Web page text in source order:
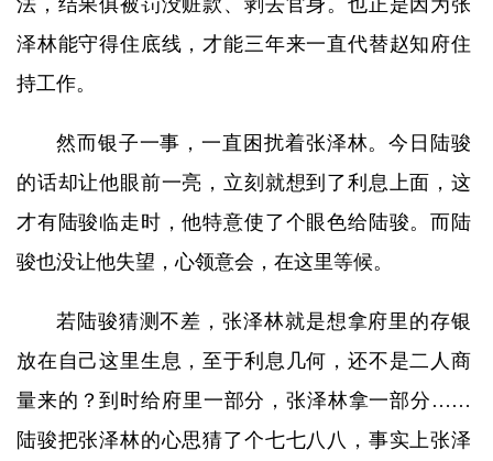
法，结果俱被罚没赃款、剥去官身。也正是因为张
泽林能守得住底线，才能三年来一直代替赵知府住
持工作。
然而银子一事，一直困扰着张泽林。今日陆骏
的话却让他眼前一亮，立刻就想到了利息上面，这
才有陆骏临走时，他特意使了个眼色给陆骏。而陆
骏也没让他失望，心领意会，在这里等候。
若陆骏猜测不差，张泽林就是想拿府里的存银
放在自己这里生息，至于利息几何，还不是二人商
量来的？到时给府里一部分，张泽林拿一部分……
陆骏把张泽林的心思猜了个七七八八，事实上张泽